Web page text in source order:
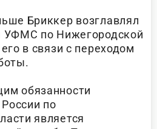
Бриккер возглавлял
УФМС по Нижегородской
в связи с переходом
обязанности
по
является